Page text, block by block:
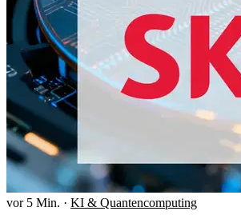
vor 5 Min. · KI & Quantencomputing